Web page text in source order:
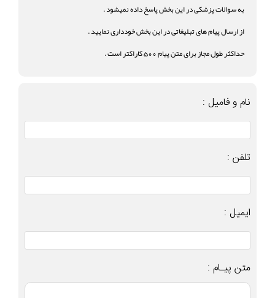
به سوالات پزشکی در این بخش پاسخ داده نمیشود .
از ارسال پیام های تبلیغاتی در این بخش خودداری نمایید .
حداکثر طول مجاز برای متن پیام 500 کاراکتر است .
نام و فامیل :
تلفن :
ایمیل :
متن پیـام :